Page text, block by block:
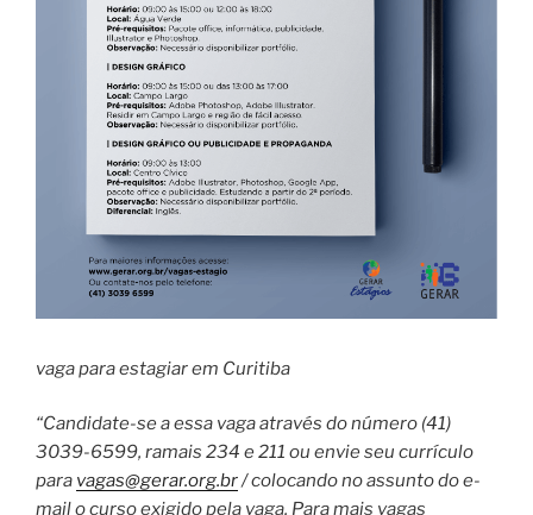
vaga para estagiar em Curitiba
“Candidate-se a essa vaga através do número (41)
3039-6599, ramais 234 e 211 ou envie seu currículo
para vagas@gerar.org.br/ colocando no assunto do e-
mail o curso exigido pela vaga. Para mais vagas